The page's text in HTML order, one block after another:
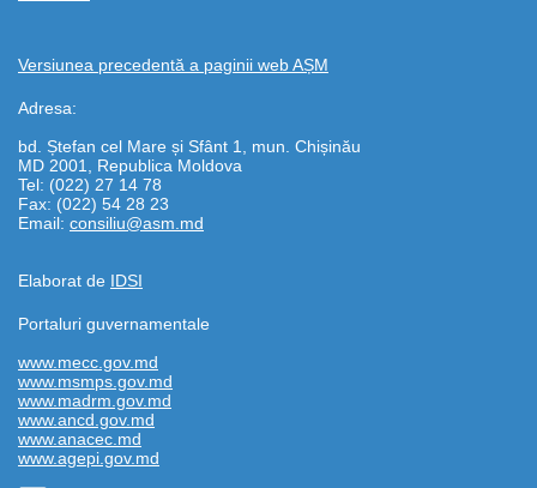
Versiunea precedentă a paginii web AȘM
Adresa:
bd. Ștefan cel Mare și Sfânt 1, mun. Chișinău
MD 2001, Republica Moldova
Tel: (022) 27 14 78
Fax: (022) 54 28 23
Email: consiliu@asm.md
Elaborat de IDSI
Portaluri guvernamentale
www.mecc.gov.md
www.msmps.gov.md
www.madrm.gov.md
www.ancd.gov.md
www.anacec.md
www.agepi.gov.md